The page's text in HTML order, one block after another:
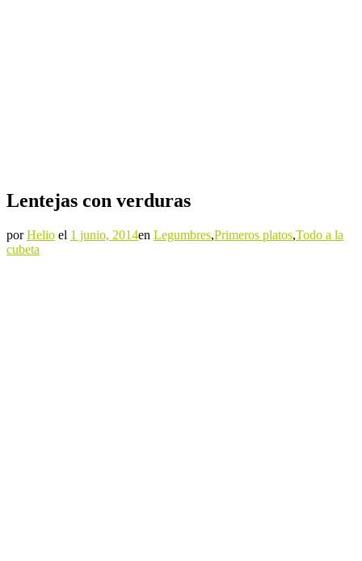
Lentejas con verduras
porHelio el 1 junio, 2014en Legumbres,Primeros platos,Todo a la
cubeta